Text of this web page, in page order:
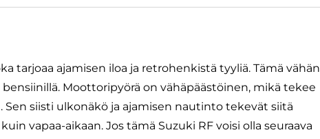
tarjoaa ajamisen iloa ja retrohenkistä tyyliä. Tämä vähän
Moottoripyörä on vähäpäästöinen, mikä tekee
siisti ulkonäkö ja ajamisen nautinto tekevät siitä
vapaa-aikaan. Jos tämä Suzuki RF voisi olla seuraava